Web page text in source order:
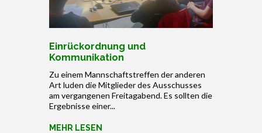
Einrückordnung und
Kommunikation
Zu einem Mannschaftstreffen der anderen
Art luden die Mitglieder des Ausschusses
am vergangenen Freitagabend. Es sollten die
Ergebnisse einer...
MEHR LESEN